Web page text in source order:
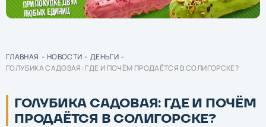
ГЛАВНАЯ - НОВОСТИ - ДЕНЬГИ -
ГОЛУБИКА САДОВАЯ: ГДЕ И ПОЧЁМ ПРОДАЁТСЯ В СОЛИГОРСКЕ?
ГОЛУБИКА САДОВАЯ: ГДЕ И ПОЧЁМ
ПРОДАЁТСЯ В СОЛИГОРСКЕ?